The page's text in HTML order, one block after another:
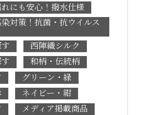
にも安心！撥水仕様
対策！抗菌・抗ウイルス
西陣織シルク
和柄・伝統柄
グリーン・緑
ネイビー・紺
メディア掲載商品